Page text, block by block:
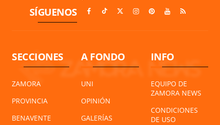
SÍGUENOS
SECCIONES
ZAMORA
PROVINCIA
BENAVENTE
A FONDO
UNI
OPINIÓN
GALERÍAS
INFO
EQUIPO DE
ZAMORA NEWS
CONDICIONES
DE USO